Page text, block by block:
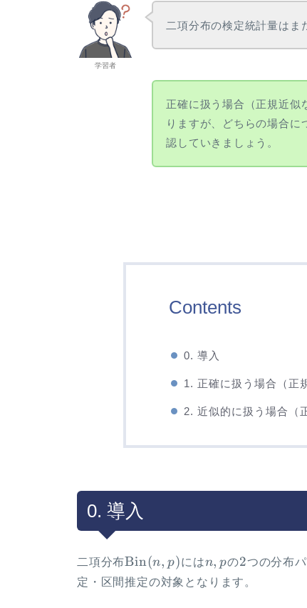
\gdef \Be {\mathrm{Be}}
\\ \gdef \NB
{\mathrm{NB}}
学習者
二項分布の検定統計量はま
正確に扱う場合（正規近似
りますが、どちらの場合に
認していきましょう。
Contents
0. 導入
1. 正確に扱う場合（正
2. 近似的に扱う場合（
0. 導入
二項分布\Bin(n,p)
Bin(n, p)にはn,
p
n, pの2
2つの分布
定・区間推定の対象となります。